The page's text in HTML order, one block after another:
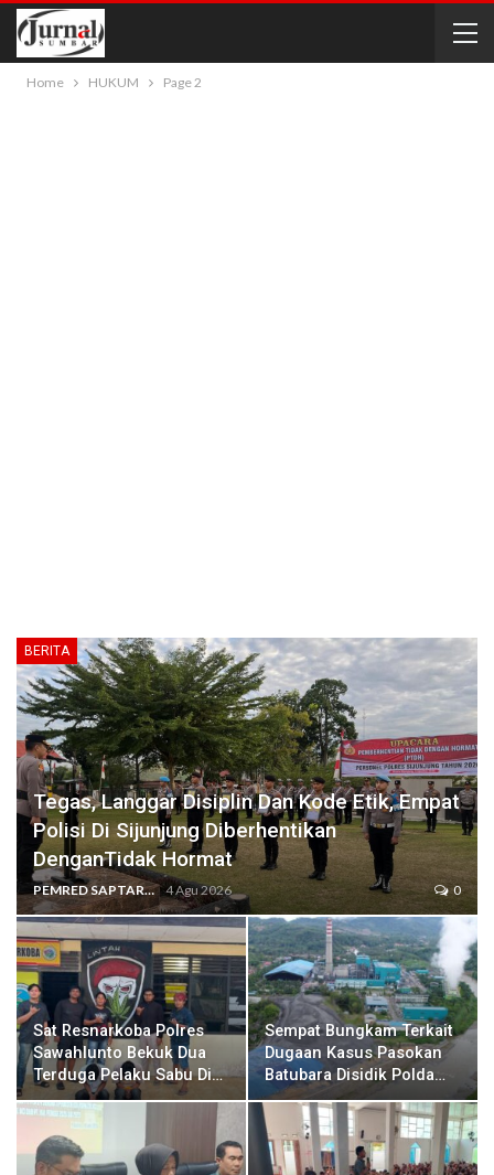
Home HUKUM Page 2
BERITA
Tegas, Langgar Disiplin Dan Kode Etik, Empat
Polisi Di Sijunjung Diberhentikan
DenganTidak Hormat
PEMRED SAPTARIUS 4 Agu 2026 0
Sat Resnarkoba Polres
Sawahlunto Bekuk Dua
Terduga Pelaku Sabu Di…
Sempat Bungkam Terkait
Dugaan Kasus Pasokan
Batubara Disidik Polda…